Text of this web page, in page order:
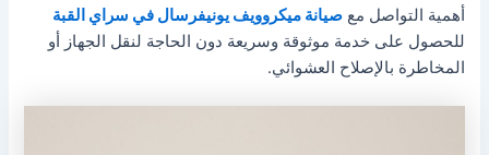
أهمية التواصل معصيانة ميكروويف يونيفرسال في سراي القبة
للحصول على خدمة موثوقة وسريعة دون الحاجة لنقل الجهاز أو
المخاطرة بالإصلاح العشوائي.